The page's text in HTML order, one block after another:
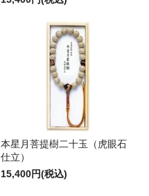
本星月菩提樹二十玉（虎眼石
仕立）
15,400円(税込)